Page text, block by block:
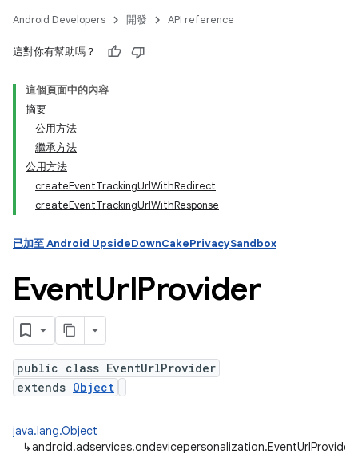
Android Developers 開發 API reference
這對你有幫助嗎？
這個頁面中的內容
摘要
公用方法
繼承方法
公用方法
createEventTrackingUrlWithRedirect
createEventTrackingUrlWithResponse
已加至 Android UpsideDownCakePrivacySandbox
EventUrlProvider
public class EventUrlProvider
extends Object
java.lang.Object
↳android.adservices.ondevicepersonalization.EventUrlProvider